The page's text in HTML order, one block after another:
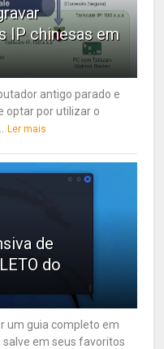
IP chinesas em
antigo parado e
optar por utilizar o
Ler mais
de
do
um guia completo em
em seus favoritos